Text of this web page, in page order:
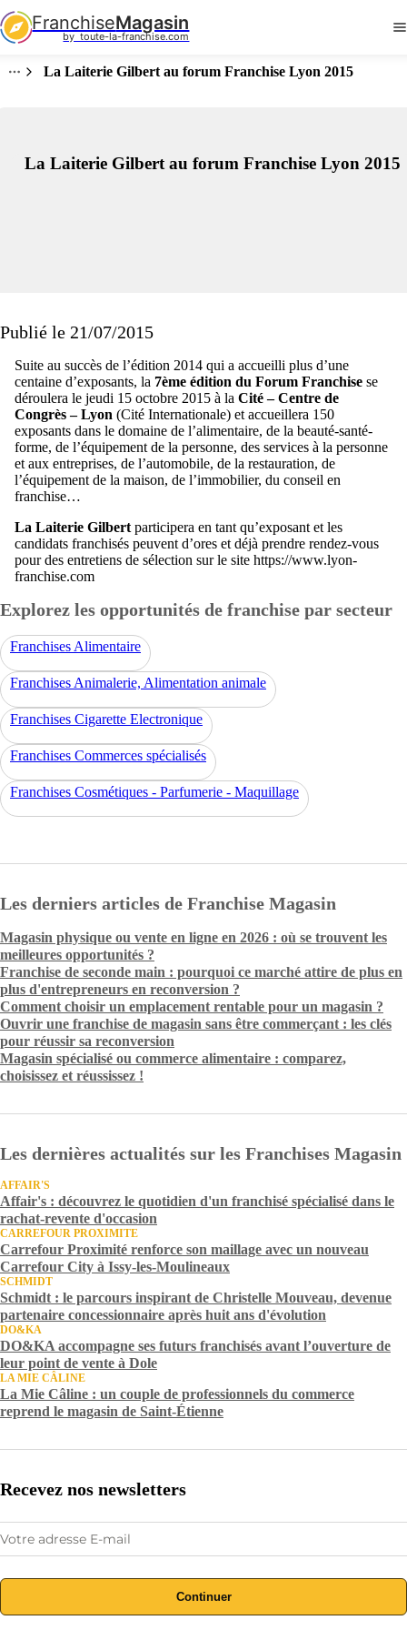
FranchiseMagasin
by  toute-la-franchise.com
La Laiterie Gilbert au forum Franchise Lyon 2015
La Laiterie Gilbert au forum Franchise Lyon 2015
Publié le 21/07/2015
Suite au succès de l’édition 2014 qui a accueilli plus d’une
centaine d’exposants, la 7ème édition du Forum Franchise se
déroulera le jeudi 15 octobre 2015 à la Cité – Centre de
Congrès – Lyon (Cité Internationale) et accueillera 150
exposants dans le domaine de l’alimentaire, de la beauté-santé-
forme, de l’équipement de la personne, des services à la personne
et aux entreprises, de l’automobile, de la restauration, de
l’équipement de la maison, de l’immobilier, du conseil en
franchise…
La Laiterie Gilbert participera en tant qu’exposant et les
candidats franchisés peuvent d’ores et déjà prendre rendez-vous
pour des entretiens de sélection sur le site https://www.lyon-
franchise.com
Explorez les opportunités de franchise par secteur
Franchises Alimentaire
Franchises Animalerie, Alimentation animale
Franchises Cigarette Electronique
Franchises Commerces spécialisés
Franchises Cosmétiques - Parfumerie - Maquillage
Les derniers articles de Franchise Magasin
Magasin physique ou vente en ligne en 2026 : où se trouvent les
meilleures opportunités ?
Franchise de seconde main : pourquoi ce marché attire de plus en
plus d'entrepreneurs en reconversion ?
Comment choisir un emplacement rentable pour un magasin ?
Ouvrir une franchise de magasin sans être commerçant : les clés
pour réussir sa reconversion
Magasin spécialisé ou commerce alimentaire : comparez,
choisissez et réussissez !
Les dernières actualités sur les Franchises Magasin
AFFAIR'S
Affair's : découvrez le quotidien d'un franchisé spécialisé dans le
rachat-revente d'occasion
CARREFOUR PROXIMITE
Carrefour Proximité renforce son maillage avec un nouveau
Carrefour City à Issy-les-Moulineaux
SCHMIDT
Schmidt : le parcours inspirant de Christelle Mouveau, devenue
partenaire concessionnaire après huit ans d'évolution
DO&KA
DO&KA accompagne ses futurs franchisés avant l’ouverture de
leur point de vente à Dole
LA MIE CÂLINE
La Mie Câline : un couple de professionnels du commerce
reprend le magasin de Saint-Étienne
Recevez nos newsletters
Continuer